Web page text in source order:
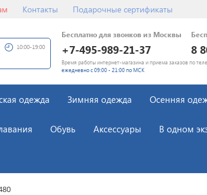
Контакты Подарочные сертификаты
10:00-19:00
Бесплатно для звонков из Москвы
+7-495-989-21-37 8
Время работы интернет-магазина и приема заказов по
ежедневно с 09:00 - 21:00 по МСК
одежда Зимняя одежда Осенняя
Обувь Аксессуары В одном